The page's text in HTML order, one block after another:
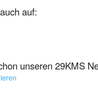
auf:
unseren 29KMS